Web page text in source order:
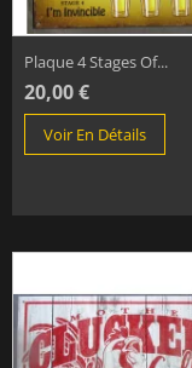
Plaque 4 Stages Of...
20,00 €
Voir En Détails